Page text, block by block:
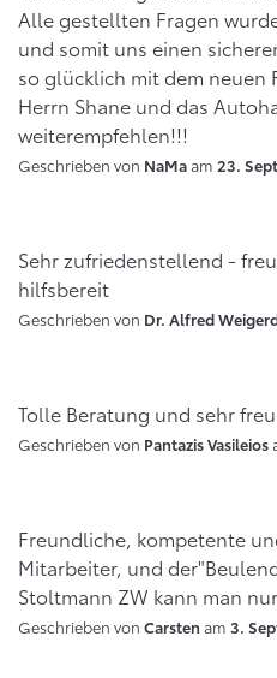
Alle gestellten Fragen
und somit uns einen
so glücklich mit dem neuen
Herrn Shane und das
weiterempfehlen!!!
Geschrieben von NaMaam 23.
Sehr zufriedenstellend -
hilfsbereit
Geschrieben von Dr. Alfred
Tolle Beratung und sehr
Geschrieben von Pantazis Vasileios
Freundliche, kompetente
Mitarbeiter, und
Stoltmann ZW kann man
Geschrieben von Carsten am 3.